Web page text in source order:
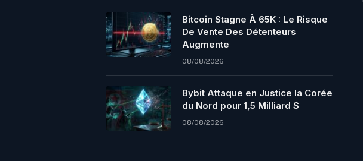
Bitcoin Stagne À 65K : Le Risque
De Vente Des Détenteurs
Augmente
08/08/2026
Bybit Attaque en Justice la Corée
du Nord pour 1,5 Milliard $
08/08/2026